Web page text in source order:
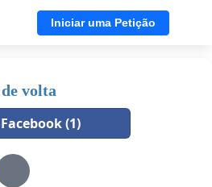
Iniciar uma Petição
volta
(1)